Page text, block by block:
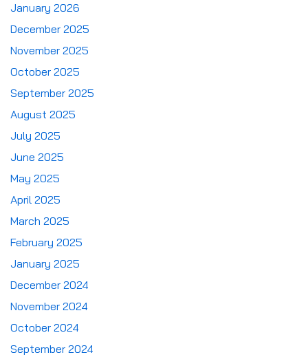
January 2026
December 2025
November 2025
October 2025
September 2025
August 2025
July 2025
June 2025
May 2025
April 2025
March 2025
February 2025
January 2025
December 2024
November 2024
October 2024
September 2024